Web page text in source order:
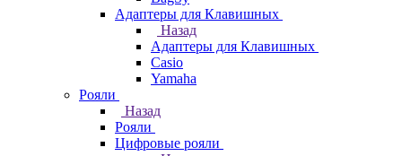
Адаптеры для Клавишных
Назад
Адаптеры для Клавишных
Casio
Yamaha
Рояли
Назад
Рояли
Цифровые рояли